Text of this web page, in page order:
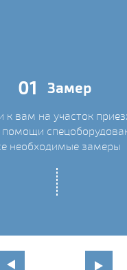
01 Замер
к вам на участок
помощи
необходимые замеры